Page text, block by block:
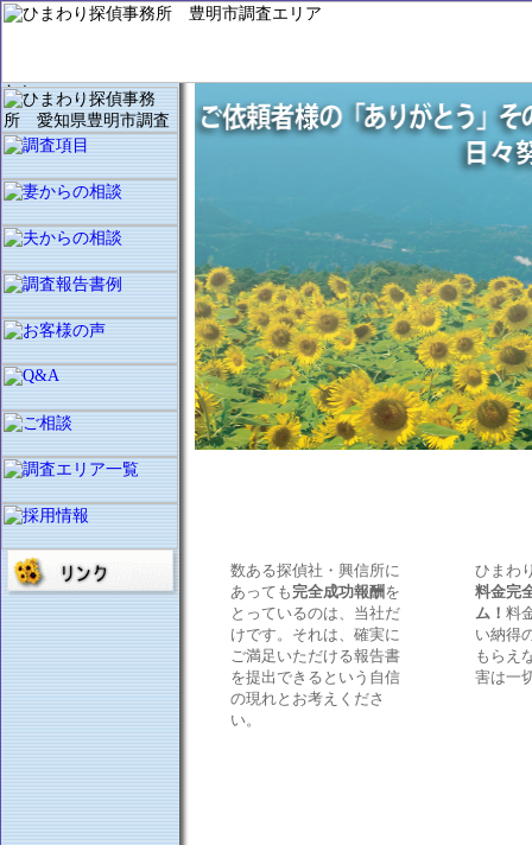
数ある探偵社・興信所に
あっても 完全成功報酬を
とっているのは、当社だ
けです。それは、確実に
ご満足いただける報告書
を提出できるという自信
の現れとお考えくださ
い。
ひまわ
料金完
ム！ 料
い納得
もらえ
害は一